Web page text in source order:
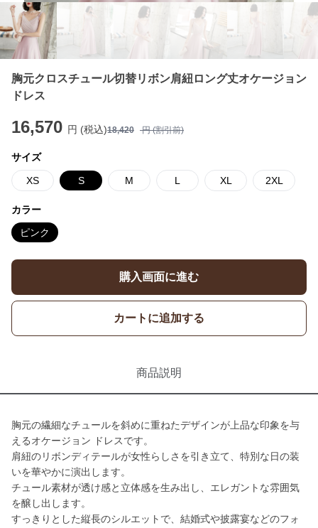
胸元クロスチュール切替リボン肩紐ロング丈オケージョン
ドレス
16,570 円 (税込)18,420 円 (割引前)
サイズ
XS S M L XL 2XL
カラー
ピンク
購入画面に進む
カートに追加する
商品説明
胸元の繊細なチュールを斜めに重ねたデザインが上品な印象を与
えるオケージョン ドレスです。
肩紐のリボンディテールが女性らしさを引き立て、特別な日の装
いを華やかに演出します。
チュール素材が透け感と立体感を生み出し、エレガントな雰囲気
を醸し出します。
すっきりとした縦長のシルエットで、結婚式や披露宴などのフォ